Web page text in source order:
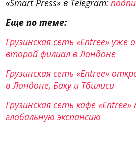
«Smart Press» в Telegram:
Еще по теме:
Грузинская сеть «Entree» уже
второй филиал в Лондоне
Грузинская сеть «Entree»
в Лондоне, Баку и Тбилиси
Грузинская сеть кафе
глобальную экспансию